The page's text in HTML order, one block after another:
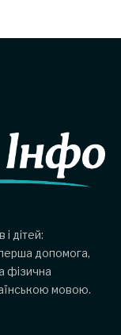
дітей:
допомога,
фізична
мовою.